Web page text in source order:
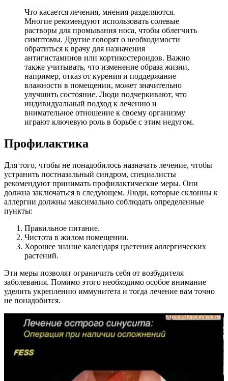
Что касается лечения, мнения разделяются.
Многие рекомендуют использовать солевые
растворы для промывания носа, чтобы облегчить
симптомы. Другие говорят о необходимости
обратиться к врачу для назначения
антигистаминов или кортикостероидов. Важно
также учитывать, что изменение образа жизни,
например, отказ от курения и поддержание
влажности в помещении, может значительно
улучшить состояние. Люди подчеркивают, что
индивидуальный подход к лечению и
внимательное отношение к своему организму
играют ключевую роль в борьбе с этим недугом.
Профилактика
Для того, чтобы не понадобилось назначать лечение, чтобы
устранить постназальный синдром, специалисты
рекомендуют принимать профилактические меры. Они
должна заключаться в следующем. Люди, которые склонны к
аллергии должны максимально соблюдать определенные
пункты:
Правильное питание.
Чистота в жилом помещении.
Хорошее знание календаря цветения аллергических
растений.
Эти меры позволят ограничить себя от возбудителя
заболевания. Помимо этого необходимо особое внимание
уделить укреплению иммунитета и тогда лечение вам точно
не понадобится.